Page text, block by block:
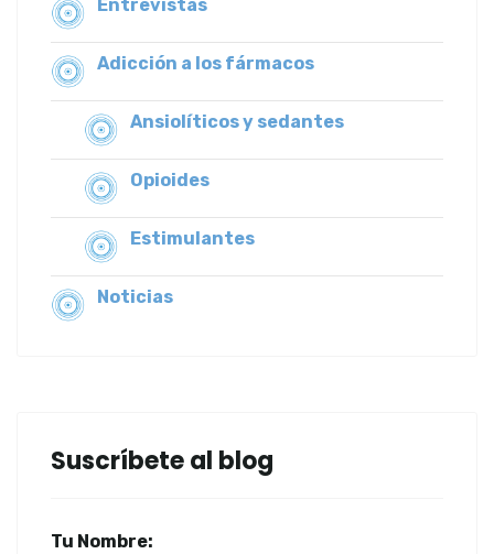
Entrevistas
Adicción a los fármacos
Ansiolíticos y sedantes
Opioides
Estimulantes
Noticias
Suscríbete al blog
Tu Nombre: